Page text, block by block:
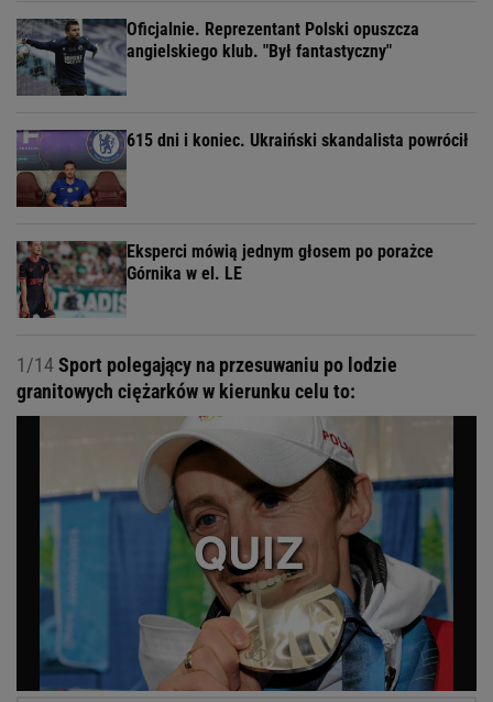
Oficjalnie. Reprezentant Polski opuszcza
angielskiego klub. "Był fantastyczny"
615 dni i koniec. Ukraiński skandalista powrócił
Eksperci mówią jednym głosem po porażce
Górnika w el. LE
1/14Sport polegający na przesuwaniu po lodzie
granitowych ciężarków w kierunku celu to: